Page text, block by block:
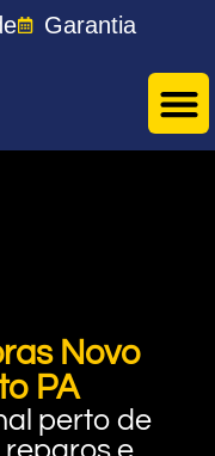
Garantia
Novo
PA
perto de